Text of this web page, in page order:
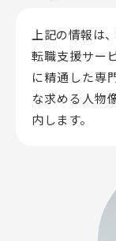
上記の情報は
転職支援サー
に精通した専
な求める人物
内します。